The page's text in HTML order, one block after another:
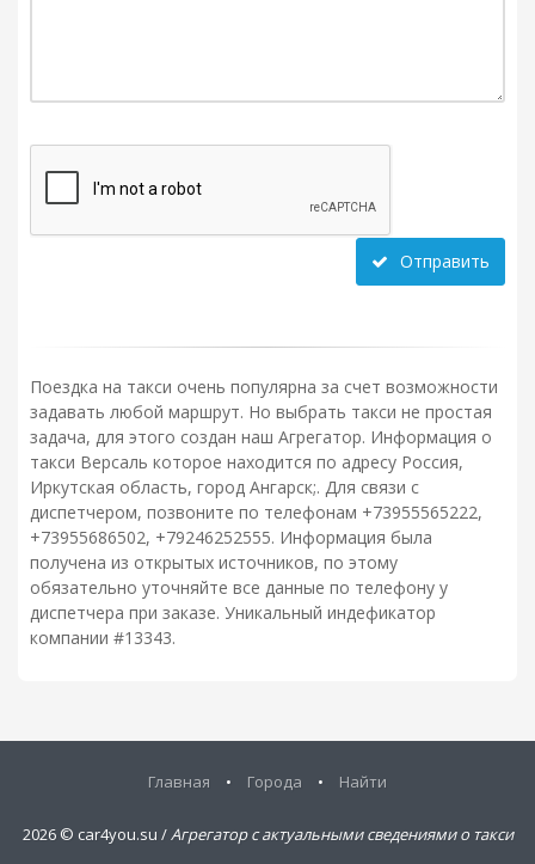
Отправить
Поездка на такси очень популярна за счет возможности
задавать любой маршрут. Но выбрать такси не простая
задача, для этого создан наш Агрегатор. Информация о
такси Версаль которое находится по адресу Россия,
Иркутская область, город Ангарск;. Для связи с
диспетчером, позвоните по телефонам +73955565222,
+73955686502, +79246252555. Информация была
получена из открытых источников, по этому
обязательно уточняйте все данные по телефону у
диспетчера при заказе. Уникальный индефикатор
компании #13343.
Главная • Города • Найти
2026 © car4you.su /Агрегатор с актуальными сведениями о такси